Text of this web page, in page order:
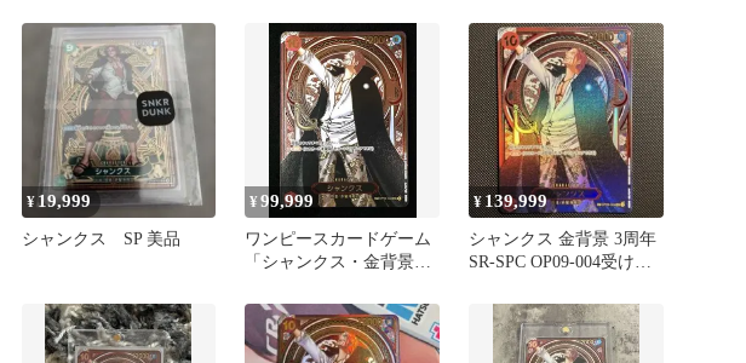
¥19,999
シャンクス SP 美品
¥99,999
ワンピースカードゲーム
「シャンクス・金背景」
¥ 139,999
シャンクス 金背景 3周年
SR-SPC OP09-004受け継